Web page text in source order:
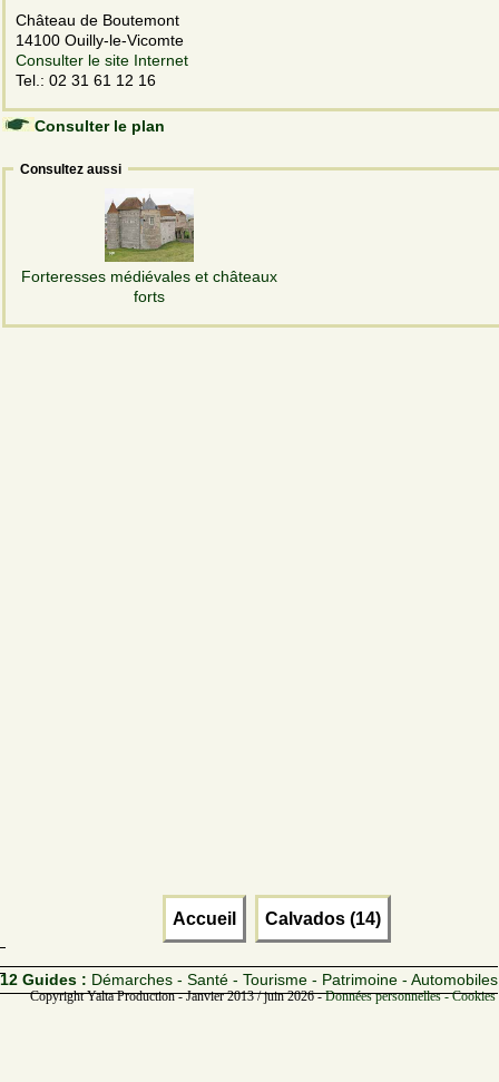
Château de Boutemont
14100 Ouilly-le-Vicomte
Consulter le site Internet
Tel.: 02 31 61 12 16
Consulter le plan
Consultez aussi
Forteresses médiévales et châteaux
forts
Accueil Calvados (14)
12 Guides : Démarches - Santé - Tourisme - Patrimoine - Automobiles
Copyright Yalta Production - Janvier 2013 / juin 2026 -Données personnelles -